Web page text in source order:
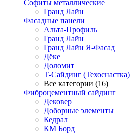
Софиты металлические
Гранд Лайн
Фасадные панели
Альта-Профиль
Гранд Лайн
Гранд Лайн Я-Фасад
Дёке
Доломит
Т-Сайдинг (Техоснастка)
Все категории (16)
Фиброцементный сайдинг
Дековер
Доборные элементы
Кедрал
КМ Борд